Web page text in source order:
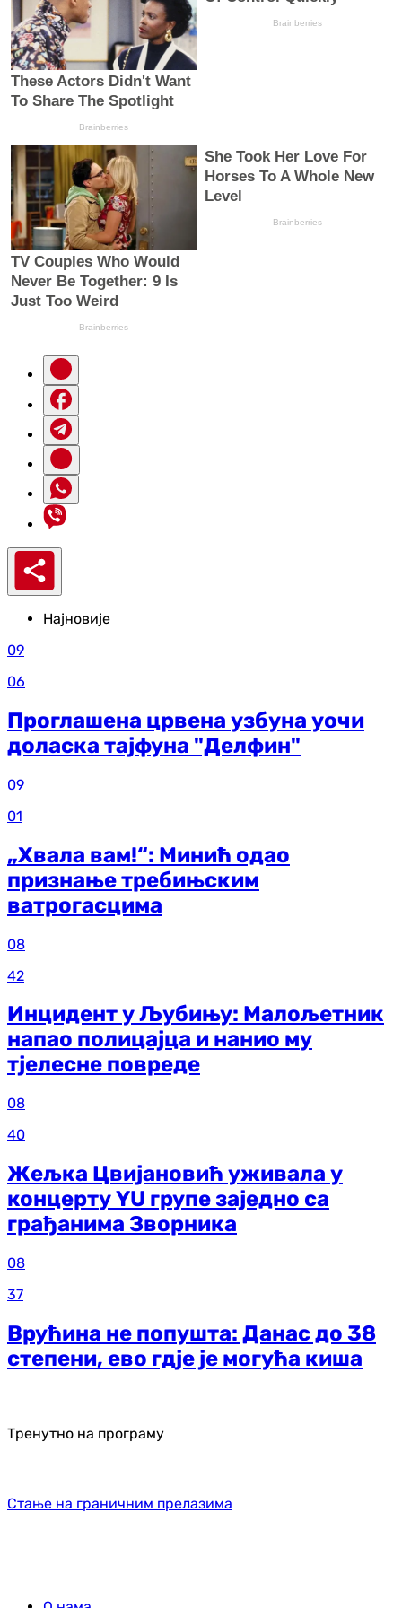
Најновије
09
06
Проглашена црвена узбуна уочи
доласка тајфуна "Делфин"
09
01
„Хвала вам!“: Минић одао
признање требињским
ватрогасцима
08
42
Инцидент у Љубињу: Малољетник
напао полицајца и нанио му
тјелесне повреде
08
40
Жељка Цвијановић уживала у
концерту YU групе заједно са
грађанима Зворника
08
37
Врућина не попушта: Данас до 38
степени, ево гдје је могућа киша
Тренутно на програму
Стање на граничним прелазима